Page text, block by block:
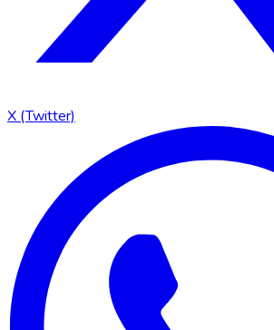
X (Twitter)